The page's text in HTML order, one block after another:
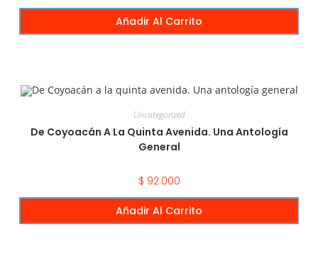
Añadir Al Carrito
Uncategorized
De Coyoacán A La Quinta Avenida. Una Antología
General
$ 92.000
Añadir Al Carrito